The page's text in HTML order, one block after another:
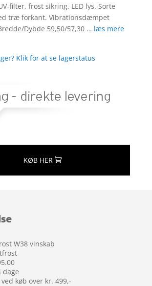
filter, frost sikring, LED lys. Sorte
træ forkant. Vibrationsdæmpet
Dybde 59,50/57,30 … læs mere
Klik for at se lagerstatus
KØB HER
W38 vinskab
dage
køb over kr. 499,-